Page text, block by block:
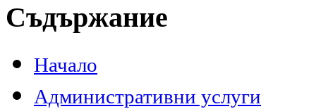
Съдържание
Начало
Административни услуги